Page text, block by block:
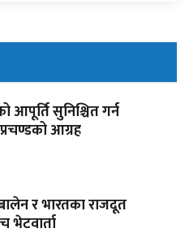
आपूर्ति सुनिश्चित गर्न
आग्रह
बालेन र भारतका राजदूत
भेटवार्ता